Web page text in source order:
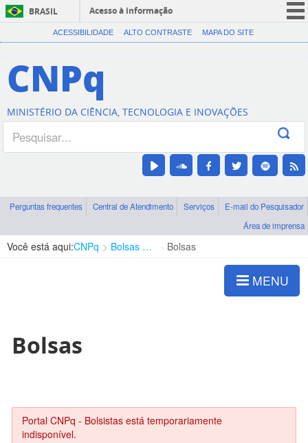
BRASIL
Acesso à informação
CORONAVÍRUS (COVID-19)
Canais
ACESSIBILIDADE ALTO CONTRASTE MAPA DO SITE
CNPq
MINISTÉRIO DA CIÊNCIA, TECNOLOGIA E INOVAÇÕES
Perguntas frequentes Central de Atendimento Serviços
E-mail do Pesquisador
Área de imprensa
Você está aqui:CNPq Bolsas e Auxílios Vigentes Bolsas
MENU
Bolsas
Portal CNPq - Bolsistas está temporariamente
indisponível.